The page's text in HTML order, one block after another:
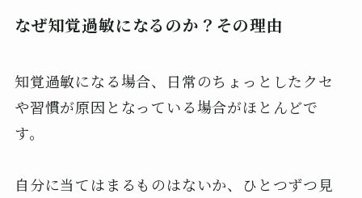
なぜ知覚過敏になるのか？その理由
知覚過敏になる場合、日常のちょっとしたクセ
や習慣が原因となっている場合がほとんどで
す。
自分に当てはまるものはないか、ひとつずつ見